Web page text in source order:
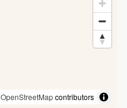
OpenStreetMapcontributors